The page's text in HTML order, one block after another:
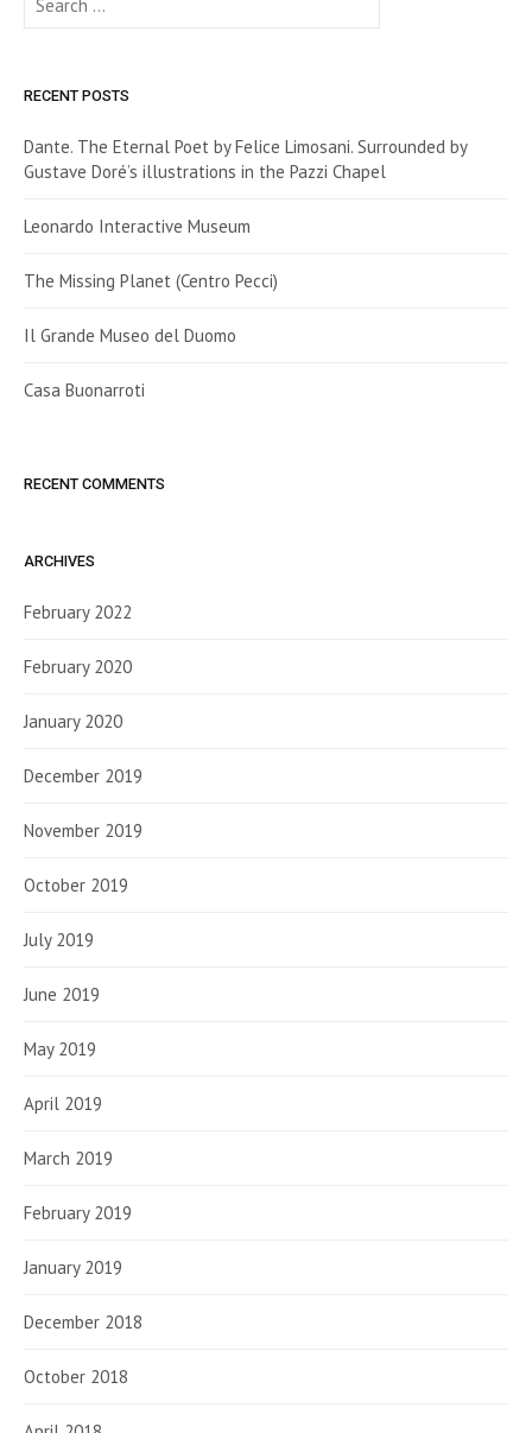
for:
RECENT POSTS
Dante. The Eternal Poet by Felice Limosani. Surrounded by
Gustave Doré’s illustrations in the Pazzi Chapel
Leonardo Interactive Museum
The Missing Planet (Centro Pecci)
Il Grande Museo del Duomo
Casa Buonarroti
RECENT COMMENTS
ARCHIVES
February 2022
February 2020
January 2020
December 2019
November 2019
October 2019
July 2019
June 2019
May 2019
April 2019
March 2019
February 2019
January 2019
December 2018
October 2018